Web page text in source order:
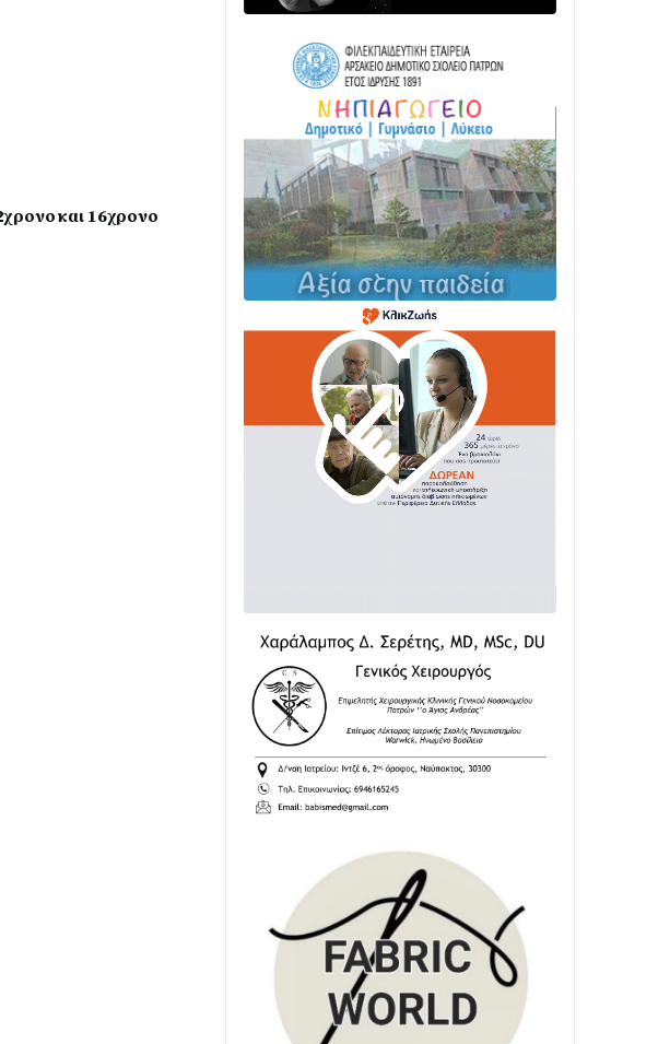
και 16χρονο
ΣΤΗΝ ΠΥΡΟΣΒΕΣΤΙΚΗ ΓΙΑ ΦΩΤΙΑ ΣΤΟΝ
ΑΓΙΟ ΗΛΙΑ ΠΡΙΝ ΤΗ ΓΡΑΝΙΤΣΑ
24/07 • 11:03
ΤΟ ΠΑΡΤΥ ΣΥΝΕΧΙΖΕΤΑΙ…
05/08 • 08:41
Στο σκοτάδι μεγάλο μέρος στο Λυγιά
Ναυπάκτου
04/08 • 19:47
Σε τροχιά υλοποίησης η Παράκαμψη
του Κέντρου της Ναυπάκτου
Σε φουλ ρυθμούς το τμήμα Βόνιτσα –
Άγιος Νικόλαος | Αυτοψία Καββαδά
03/08 • 11:11
Με Αρχιερατική Λαμπρότητα η
Πανήγυρη της Μεταμορφώσεως του
Σωτήρος στο Γολέμι
Διαβάστε την «Ναυπακτία» που
κυκλοφορεί
31/07 • 08:16
Δωρίδα για Όλους: «Καμία εκχώρηση
των νερών στην ΕΥΔΑΠ»
28/07 • 21:46
ΕΚΤΑΚΤΟ – ΝΑΥΠΑΚΤΙΑ: ΣΥΝΑΓΕΡΜΟΣ
ΣΤΗΝ ΠΥΡΟΣΒΕΣΤΙΚΗ ΓΙΑ ΦΩΤΙΑ ΣΤΟΝ
ΑΓΙΟ ΗΛΙΑ ΠΡΙΝ ΤΗ ΓΡΑΝΙΤΣΑ